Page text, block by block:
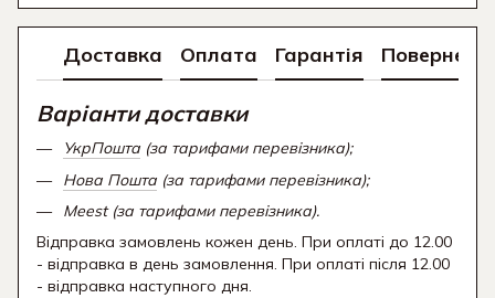
Доставка Оплата Гарантія
Варіанти доставки
УкрПошта (за тарифами перевізника);
Нова Пошта (за тарифами перевізника);
Meest (за тарифами перевізника).
Відправка замовлень кожен день. При оплаті до 12.00
- відправка в день замовлення. При оплаті після 12.00
- відправка наступного дня.